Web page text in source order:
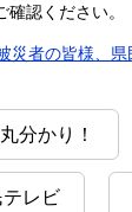
認ください。
災者の皆様、
分かり！
レビ